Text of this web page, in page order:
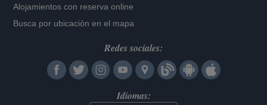
Alojamientos con reserva online
Busca por ubicación en el mapa
Redes sociales:
Idiomas: